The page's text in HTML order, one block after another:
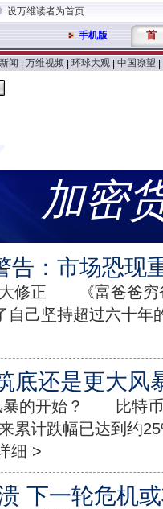
设万维读者为首页
手机版 首
闻 万维视频 环球大观 中国嘹望
加密
告：市场恐现
大修正 《富爸爸穷
自己坚持超过六十年
底还是更大风
暴的开始？ 比特币
累计跌幅已达到约
细 >
下一轮危机